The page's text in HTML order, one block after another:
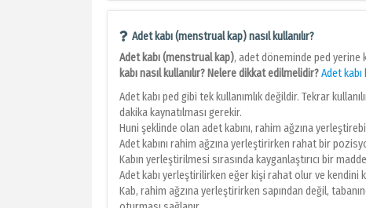
Adet kabı (menstrual kap) nasıl kullanılır?
Adet kabı (menstrual kap), adet döneminde ped yerine
kabı nasıl kullanılır? Nelere dikkat edilmelidir?Adet kabı
Adet kabı ped gibi tek kullanımlık değildir. Tekrar
dakika kaynatılması gerekir.
Huni şeklinde olan adet kabını, rahim ağzına
Adet kabını rahim ağzına yerleştirirken rahat bir
Kabın yerleştirilmesi sırasında kayganlaştırıcı bir
Adet kabı yerleştirilirken eğer kişi rahat olur ve kendini
Kab, rahim ağzına yerleştirirken sapından değil,